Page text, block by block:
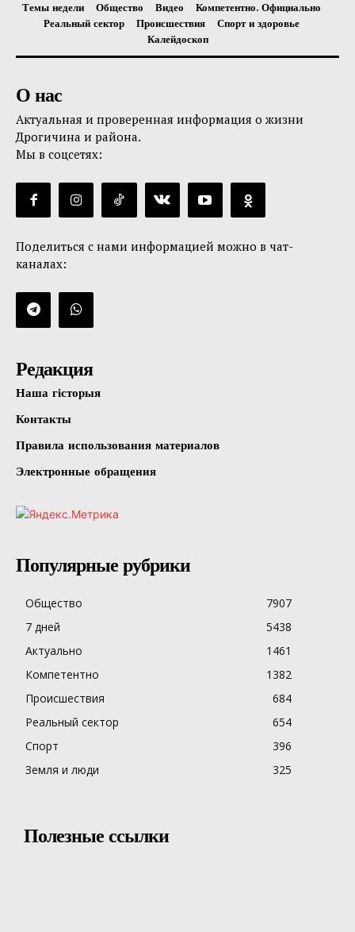
Темы недели Общество Видео
Компетентно. Официально
Реальный сектор
Происшествия
Спорт и здоровье
Калейдоскоп
О нас
Актуальная и проверенная информация о жизни
Дрогичина и района.
Мы в соцсетях:
Поделиться с нами информацией можно в чат-
каналах:
Редакция
Наша гісторыя
Контакты
Правила использования материалов
Электронные обращения
Популярные рубрики
Общество
7907
7 дней
5438
Актуально
1461
Компетентно
1382
Происшествия
684
Реальный сектор
654
Спорт
396
Земля и люди
325
Полезные ссылки